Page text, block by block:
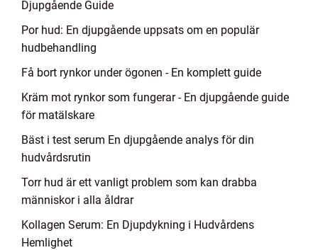
Djupgående Guide
Por hud: En djupgående uppsats om en populär
hudbehandling
Få bort rynkor under ögonen - En komplett guide
Kräm mot rynkor som fungerar - En djupgående guide
för matälskare
Bäst i test serum En djupgående analys för din
hudvårdsrutin
Torr hud är ett vanligt problem som kan drabba
människor i alla åldrar
Kollagen Serum: En Djupdykning i Hudvårdens
Hemlighet